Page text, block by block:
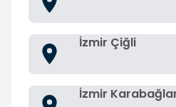
İzmir Çiğli
İzmir